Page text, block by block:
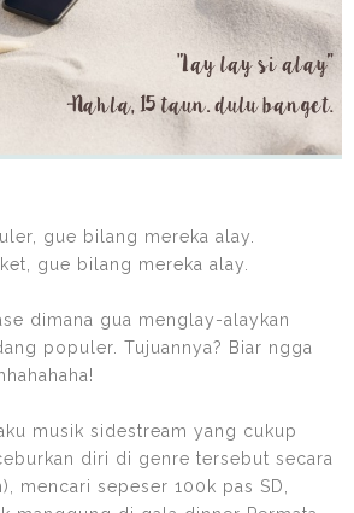
gue bilang mereka alay.
gue bilang mereka alay.
dimana gua menglay-alaykan
populer. Tujuannya? Biar ngga
musik sidestream yang cukup
diri di genre tersebut secara
mencari sepeser 100k pas SD,